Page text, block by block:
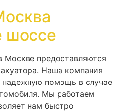
шоссе
предоставляются
Наша компания
надежную помощь в случае
Мы работаем
нам быстро